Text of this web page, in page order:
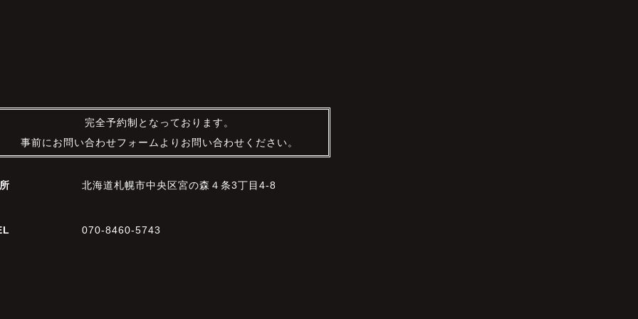
完全予約制となっております。
事前にお問い合わせフォームよりお問い合わせください。
北海道札幌市中央区宮の森４条3丁目4-8
070-8460-5743